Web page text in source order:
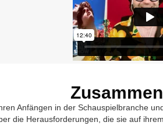
Anfängen in der Schauspielbranche
die Herausforderungen, die sie auf